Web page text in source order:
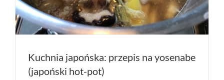
Kuchnia japońska: przepis na yosenabe
(japoński hot-pot)